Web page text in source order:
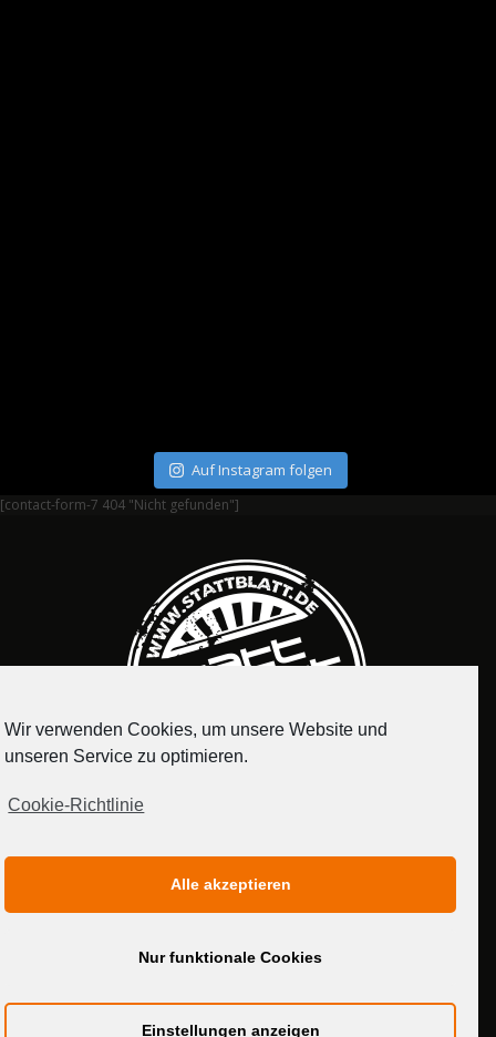
Auf Instagram folgen
[contact-form-7 404 "Nicht gefunden"]
MEDIADATEN
Wir verwenden Cookies, um unsere Website und
unseren Service zu optimieren.
Cookie-Richtlinie
Alle akzeptieren
Nur funktionale Cookies
Einstellungen anzeigen